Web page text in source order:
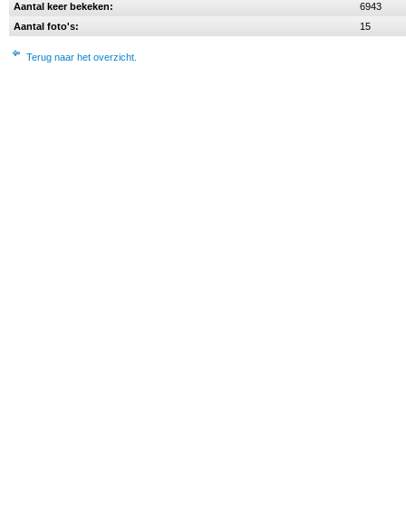
Aantal keer bekeken:
6943
Aantal foto's:
15
Terug naar het overzicht.